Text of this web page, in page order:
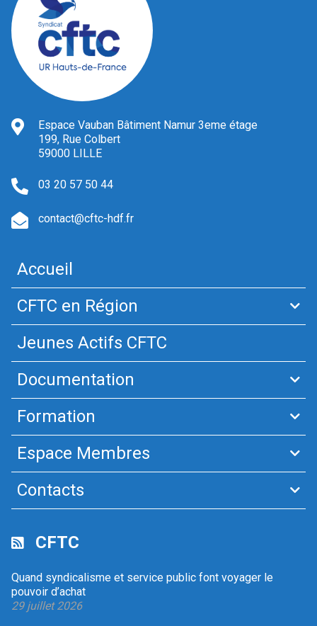
Espace Vauban Bâtiment Namur 3eme étage
199, Rue Colbert
59000 LILLE
03 20 57 50 44
contact@cftc-hdf.fr
Accueil
CFTC en Région
Jeunes Actifs CFTC
Documentation
Formation
Espace Membres
Contacts
CFTC
Quand syndicalisme et service public font voyager le
pouvoir d’achat
29 juillet 2026